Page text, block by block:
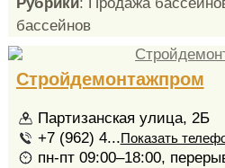
бассейнов
Стройдемонтажпром
Партизанская улица, 2Б
+7 (962) 4...Показать
пн-пт 09:00–18:00,